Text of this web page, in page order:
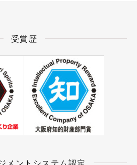
受賞歴
メントシステム認定